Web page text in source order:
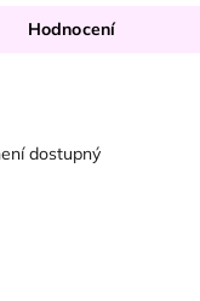
Hodnocení
dostupný